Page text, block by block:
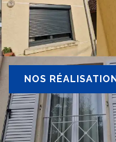
NOS